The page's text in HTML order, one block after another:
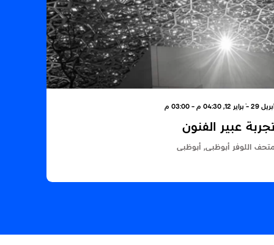
29 - ٝبراير 12, 04:30 م - 03:00 م
عبير الفنون
متحف اللوفر أبوظبي, أبوظبي